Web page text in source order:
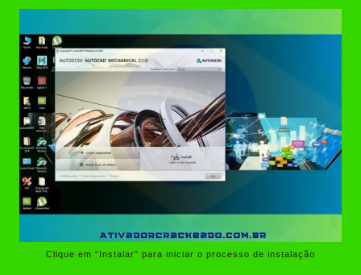
Clique em “Instalar” para iniciar o processo de instalação